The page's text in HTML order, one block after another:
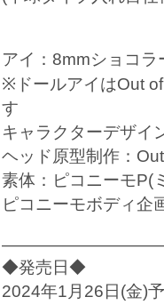
アイ：8mmショコ
※ドールアイはOut
す
キャラクターデザイ
ヘッド原型制作：
素体：ピコニーモP(
ピコニーモボディ企
◆発売日◆
2024年1月26日(金)